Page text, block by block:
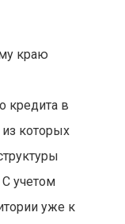
краю
кредита в
которых
учетом
уже к